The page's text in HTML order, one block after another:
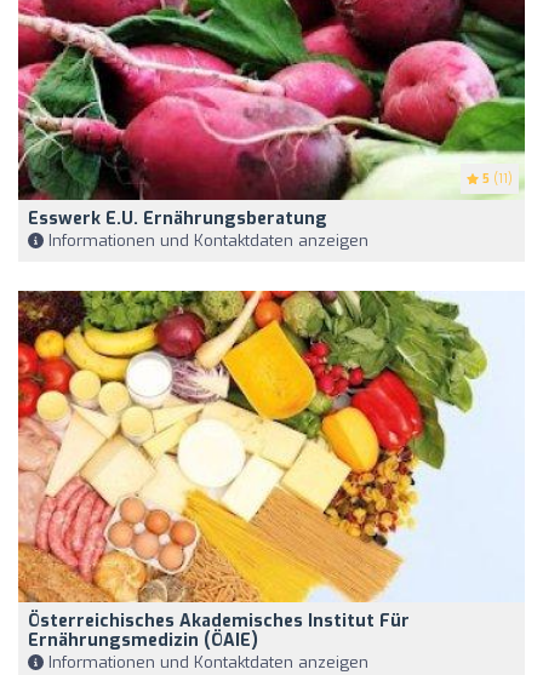
5 (11)
Esswerk E.U. Ernährungsberatung
Informationen und Kontaktdaten anzeigen
Österreichisches Akademisches Institut Für
Ernährungsmedizin (ÖAIE)
Informationen und Kontaktdaten anzeigen